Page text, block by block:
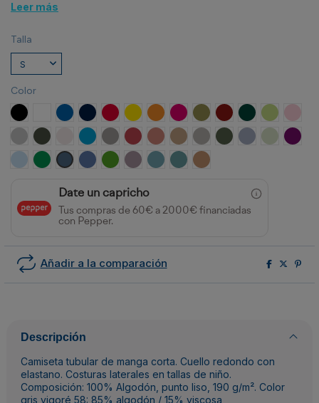
Leer más
Talla
Color
NEGRO BLANCOROYAL MARINOROJO AMARILLONARANJAROSETONVERDE MILITAR
GRANATEVERDE BOTELLA
VERDE
GRIS VIGOREPLOMO OSCURO
BLANCO VINTAGE
TURQUESA
OPALO ROJO CRISANTEMO
NARANJA CLAY
ARENA GRIS PIEDRAVERDE AVENTURA
AZUL ZENVERDE
CELESTEVERDE KELLY
AZUL DENIMAZUL RIVIERA
VERDE GRASS
LAVANDAAZUL LAVADO
AZUL DUSTYNARANJA GREEK
Date un capricho
Tus compras de 60€ a 2000€ financiadas
con Pepper.
Añadir a la comparación
Descripción
Camiseta tubular de manga corta. Cuello redondo con
elastano. Costuras laterales en tallas de niño.
Composición: 100% Algodón, punto liso, 190 g/m². Color
gris vigoré 58: 85% algodón / 15% viscosa